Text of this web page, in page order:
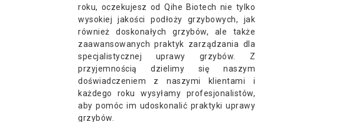
roku, oczekujesz od Qihe Biotech nie tylko
wysokiej jakości podłoży grzybowych, jak
również doskonałych grzybów, ale także
zaawansowanych praktyk zarządzania dla
specjalistycznej uprawy grzybów. Z
przyjemnością dzielimy się naszym
doświadczeniem z naszymi klientami i
każdego roku wysyłamy profesjonalistów,
aby pomóc im udoskonalić praktyki uprawy
grzybów.